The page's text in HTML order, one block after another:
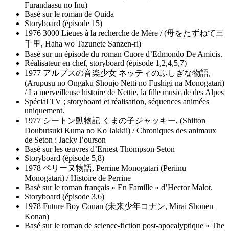
Furandaasu no Inu)
Basé sur le roman de Ouida
Storyboard (épisode 15)
1976 3000 Lieues à la recherche de Mère / (母をたずねて三
千里, Haha wo Tazunete Sanzen-ri)
Basé sur un épisode du roman Cuore d’Edmondo De Amicis.
Réalisateur en chef, storyboard (épisode 1,2,4,5,7)
1977 アルプスの音楽少女 ネッティのふしぎな物語,
(Arupusu no Ongaku Shoujo Netti no Fushigi na Monogatari)
/ La merveilleuse histoire de Nettie, la fille musicale des Alpes
Spécial TV ; storyboard et réalisation, séquences animées
uniquement.
1977 シートン動物記 くまの子ジャッキー, (Shiiton
Doubutsuki Kuma no Ko Jakkii) / Chroniques des animaux
de Seton : Jacky l’ourson
Basé sur les œuvres d’Ernest Thompson Seton
Storyboard (épisode 5,8)
1978 ペリーヌ物語, Perrine Monogatari (Periinu
Monogatari) / Histoire de Perrine
Basé sur le roman français « En Famille » d’Hector Malot.
Storyboard (épisode 3,6)
1978 Future Boy Conan (未来少年コナン, Mirai Shōnen
Konan)
Basé sur le roman de science-fiction post-apocalyptique « The